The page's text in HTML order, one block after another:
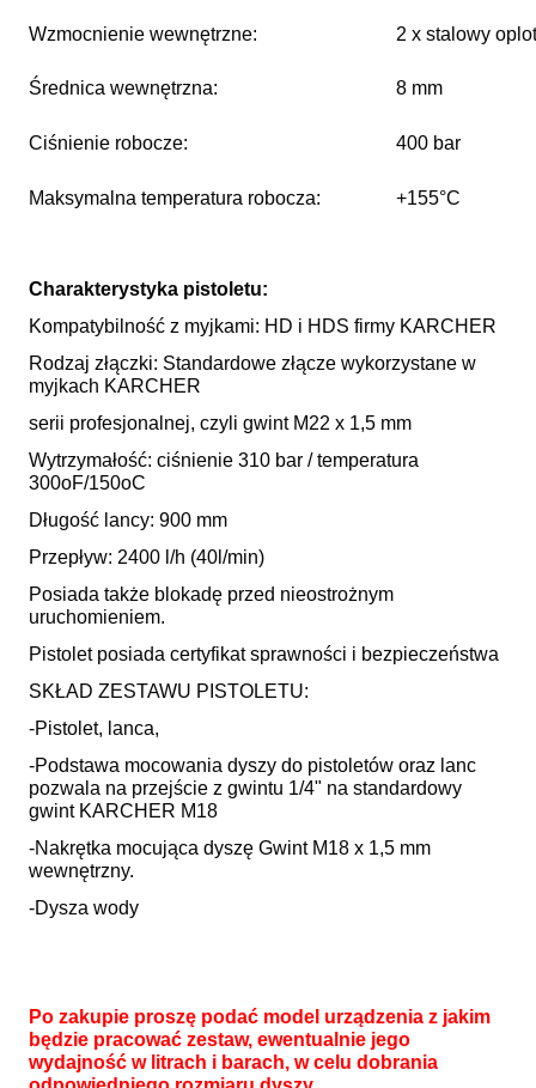
Wzmocnienie wewnętrzne: 2 x stalowy oplot
Średnica wewnętrzna: 8 mm
Ciśnienie robocze: 400 bar
Maksymalna temperatura robocza: +155°C
Charakterystyka pistoletu:
Kompatybilność z myjkami: HD i HDS firmy KARCHER
Rodzaj złączki: Standardowe złącze wykorzystane w
myjkach KARCHER
serii profesjonalnej, czyli gwint M22 x 1,5 mm
Wytrzymałość: ciśnienie 310 bar / temperatura
300oF/150oC
Długość lancy: 900 mm
Przepływ: 2400 l/h (40l/min)
Posiada także blokadę przed nieostrożnym
uruchomieniem.
Pistolet posiada certyfikat sprawności i bezpieczeństwa
SKŁAD ZESTAWU PISTOLETU:
-Pistolet, lanca,
-Podstawa mocowania dyszy do pistoletów oraz lanc
pozwala na przejście z gwintu 1/4" na standardowy
gwint KARCHER M18
-Nakrętka mocująca dyszę Gwint M18 x 1,5 mm
wewnętrzny.
-Dysza wody
Po zakupie proszę podać model urządzenia z jakim
będzie pracować zestaw, ewentualnie jego
wydajność w litrach i barach, w celu dobrania